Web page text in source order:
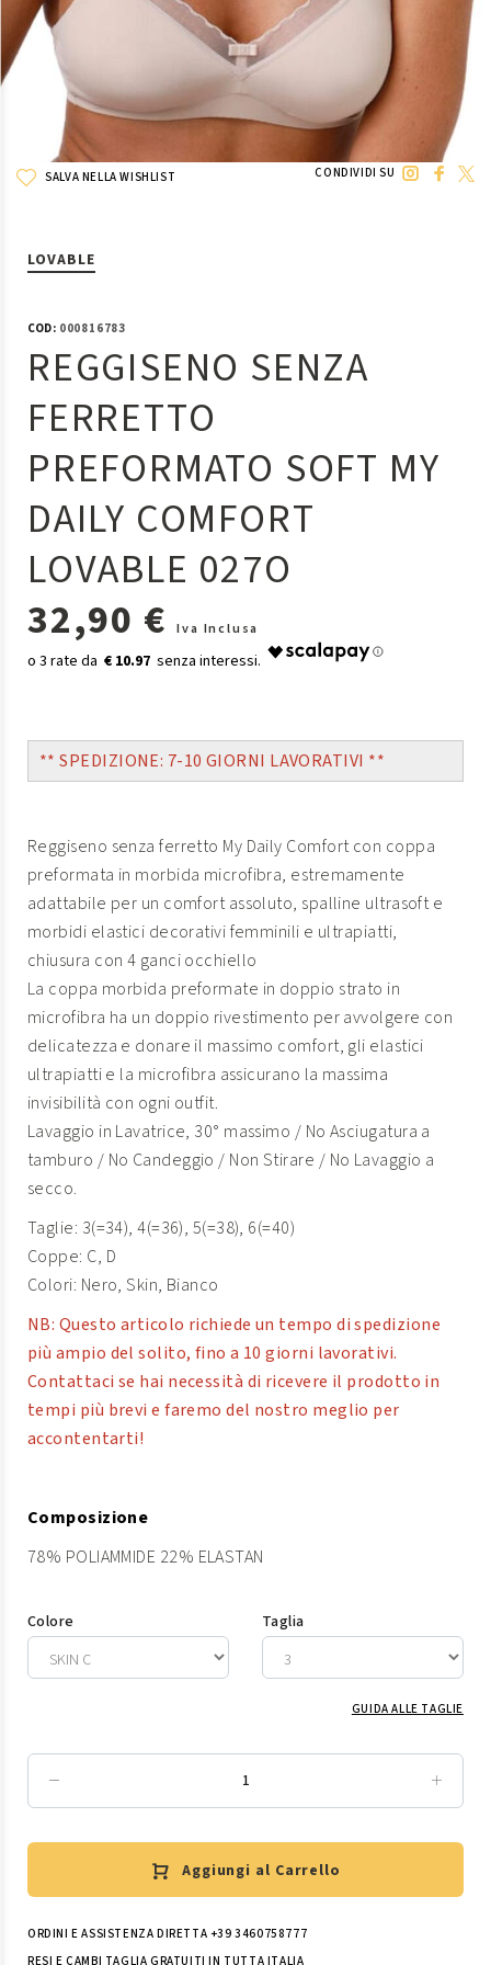
SALVA NELLA WISHLIST CONDIVIDI SU
LOVABLE
COD:000816783
REGGISENO SENZA
FERRETTO
PREFORMATO SOFT MY
DAILY COMFORT
LOVABLE 027O
32,90 €
Iva Inclusa
€ 10.97
** SPEDIZIONE: 7-10 GIORNI LAVORATIVI **
Reggiseno senza ferretto My Daily Comfort con coppa
preformata in morbida microfibra, estremamente
adattabile per un comfort assoluto, spalline ultrasoft e
morbidi elastici decorativi femminili e ultrapiatti,
chiusura con 4 ganci occhiello
La coppa morbida preformate in doppio strato in
microfibra ha un doppio rivestimento per avvolgere con
delicatezza e donare il massimo comfort, gli elastici
ultrapiatti e la microfibra assicurano la massima
invisibilità con ogni outfit.
Lavaggio in Lavatrice, 30° massimo / No Asciugatura a
tamburo / No Candeggio / Non Stirare / No Lavaggio a
secco.
Taglie: 3(=34), 4(=36), 5(=38), 6(=40)
Coppe: C, D
Colori: Nero, Skin, Bianco
NB: Questo articolo richiede un tempo di spedizione
più ampio del solito, fino a 10 giorni lavorativi.
Contattaci se hai necessità di ricevere il prodotto in
tempi più brevi e faremo del nostro meglio per
accontentarti!
Composizione
78% POLIAMMIDE 22% ELASTAN
Colore Taglia
GUIDA ALLE TAGLIE
Aggiungi al Carrello
ORDINI E ASSISTENZA DIRETTA +39 3460758777
RESI E CAMBI TAGLIA GRATUITI IN TUTTA ITALIA